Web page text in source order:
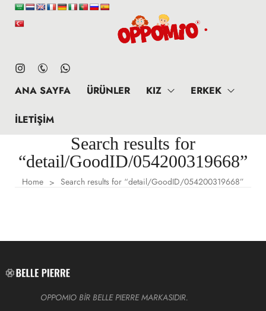
ANA SAYFA ÜRÜNLER KIZ ERKEK
İLETIŞIM
Search results for
“detail/GoodID/054200319668”
Home > Search results for “detail/GoodID/054200319668”
OPPOMIO BİR BELLE PIERRE MARKASIDIR.